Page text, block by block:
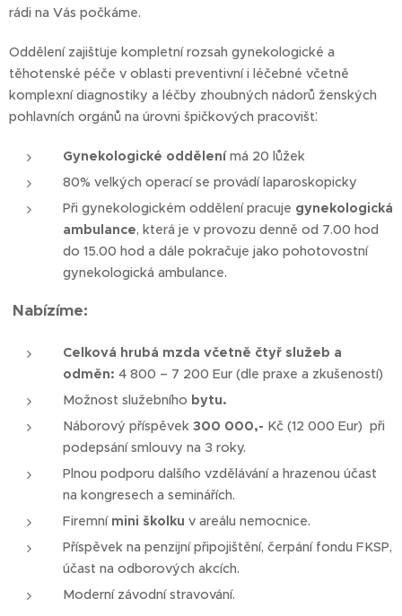
rádi na Vás počkáme.
Oddělení zajišťuje kompletní rozsah gynekologické a
těhotenské péče v oblasti preventivní i léčebné včetně
komplexní diagnostiky a léčby zhoubných nádorů ženských
pohlavních orgánů na úrovni špičkových pracovišť.
Gynekologické oddělenímá 20 lůžek
80% velkých operací se provádí laparoskopicky
Při gynekologickém oddělení pracuje gynekologická
ambulance, která je v provozu denně od 7.00 hod
do 15.00 hod a dále pokračuje jako pohotovostní
gynekologická ambulance.
Nabízíme:
Celková hrubá mzda včetně čtyř služeb a
odměn: 4 800 – 7 200 Eur (dle praxe a zkušeností)
Možnost služebního bytu.
Náborový příspěvek 300 000,- Kč (12 000 Eur) při
podepsání smlouvy na 3 roky.
Plnou podporu dalšího vzdělávání a hrazenou účast
na kongresech a seminářích.
Firemní mini školku v areálu nemocnice.
Příspěvek na penzijní připojištění, čerpání fondu FKSP,
účast na odborových akcích.
Moderní závodní stravování.